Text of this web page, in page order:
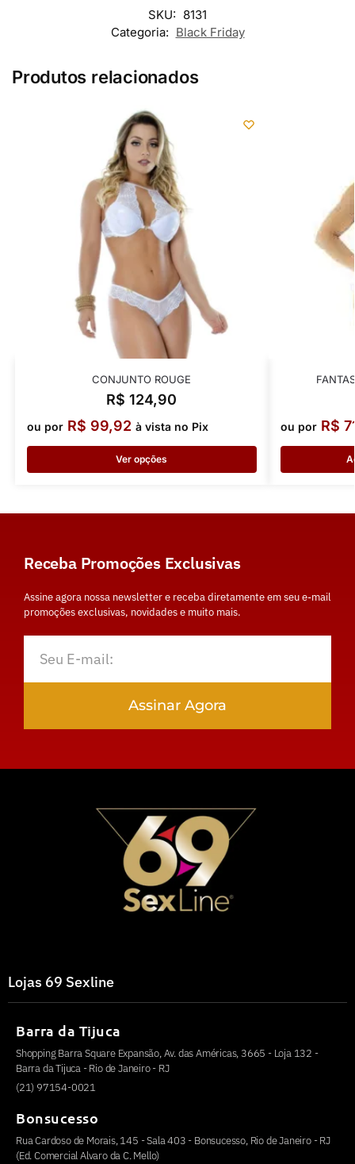
SKU: 8131
Categoria: Black Friday
Produtos relacionados
CONJUNTO ROUGE
R$ 124,90
ou por R$ 99,92 à vista no Pix
Ver opções
ou por R$
Receba Promoções Exclusivas
Assine agora nossa newsletter e receba diretamente em seu e-mail
promoções exclusivas, novidades e muito mais.
Assinar Agora
Lojas 69 Sexline
Barra da Tijuca
Shopping Barra Square Expansão, Av. das Américas, 3665 - Loja 132 -
Barra da Tijuca - Rio de Janeiro - RJ
(21) 97154-0021
Bonsucesso
Rua Cardoso de Morais, 145 - Sala 403 - Bonsucesso, Rio de Janeiro - RJ
(Ed. Comercial Alvaro da C. Mello)